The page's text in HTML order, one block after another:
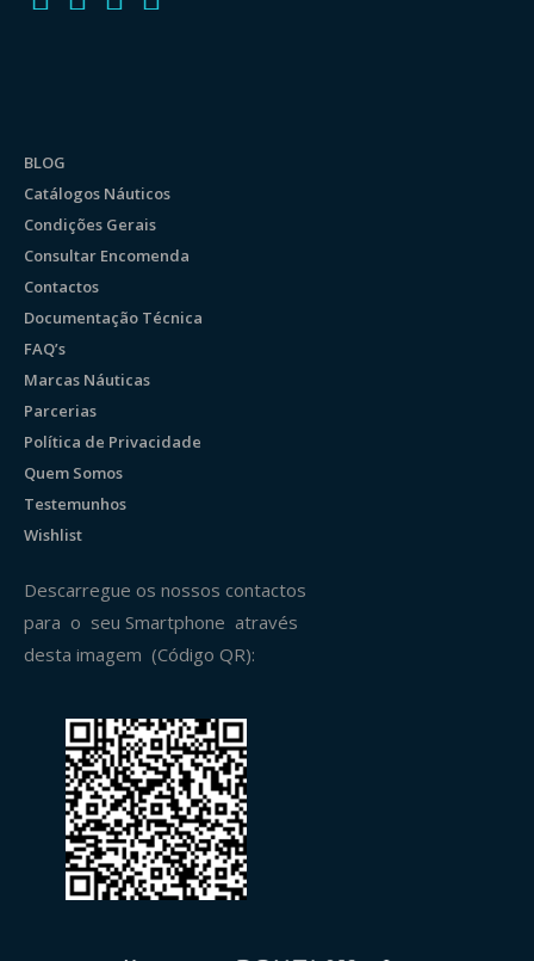
BLOG
Catálogos Náuticos
Condições Gerais
Consultar Encomenda
Contactos
Documentação Técnica
FAQ’s
Marcas Náuticas
Parcerias
Política de Privacidade
Quem Somos
Testemunhos
Wishlist
Descarregue os nossos contactos
para o seu Smartphone através
desta imagem (Código QR):